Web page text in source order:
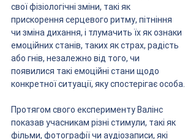
свої фізіологічні зміни, такі як
прискорення серцевого ритму, пітніння
чи зміна дихання, і тлумачить їх як ознаки
емоційних станів, таких як страх, радість
або гнів, незалежно від того, чи
появилися такі емоційні стани щодо
конкретної ситуації, яку спостерігає особа.
Протягом свого експерименту Валінс
показав учасникам різні стимули, такі як
фільми, фотографії чи аудіозаписи, які